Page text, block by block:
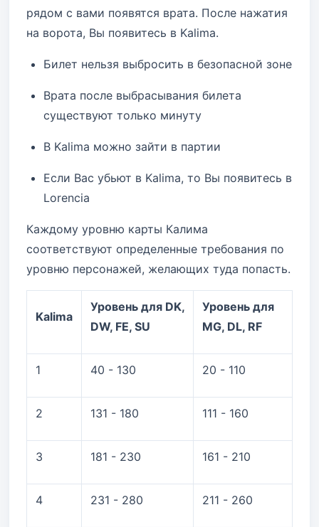
рядом с вами появятся врата. После нажатия
на ворота, Вы появитесь в Kalima.
Билет нельзя выбросить в безопасной зоне
Врата после выбрасывания билета
существуют только минуту
В Kalima можно зайти в партии
Если Вас убьют в Kalima, то Вы появитесь в
Lorencia
Каждому уровню карты Калима
соответствуют определенные требования по
уровню персонажей, желающих туда попасть.
Kalima
Уровень для DK,
DW, FE, SU
Уровень для
MG, DL, RF
1 40 - 130 20 - 110
2 131 - 180 111 - 160
3 181 - 230 161 - 210
4 231 - 280 211 - 260